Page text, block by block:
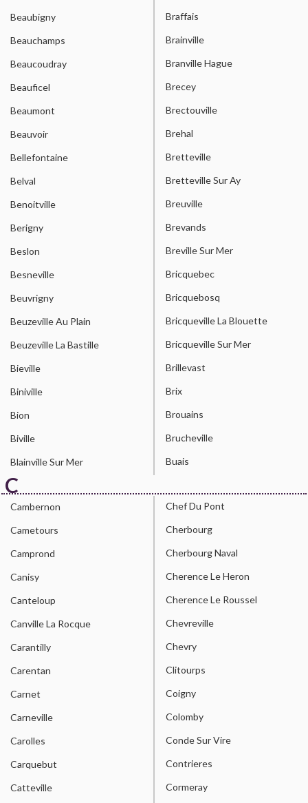
Beaubigny
Beauchamps
Beaucoudray
Beauficel
Beaumont
Beauvoir
Bellefontaine
Belval
Benoitville
Berigny
Beslon
Besneville
Beuvrigny
Beuzeville Au Plain
Beuzeville La Bastille
Bieville
Biniville
Bion
Biville
Blainville Sur Mer
Braffais
Brainville
Branville Hague
Brecey
Brectouville
Brehal
Bretteville
Bretteville Sur Ay
Breuville
Brevands
Breville Sur Mer
Bricquebec
Bricquebosq
Bricqueville La Blouette
Bricqueville Sur Mer
Brillevast
Brix
Brouains
Brucheville
Buais
C
Cambernon
Cametours
Camprond
Canisy
Canteloup
Canville La Rocque
Carantilly
Carentan
Carnet
Carneville
Carolles
Carquebut
Catteville
Chef Du Pont
Cherbourg
Cherbourg Naval
Cherence Le Heron
Cherence Le Roussel
Chevreville
Chevry
Clitourps
Coigny
Colomby
Conde Sur Vire
Contrieres
Cormeray